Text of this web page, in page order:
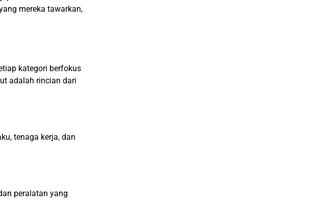
mereka tawarkan,
kategori berfokus
adalah rincian dari
tenaga kerja, dan
peralatan yang